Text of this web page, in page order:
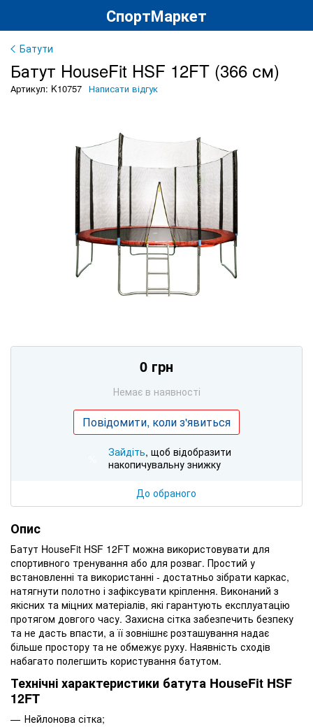
СпортМаркет
Батути
Батут HouseFit HSF 12FT (366 см)
Артикул: K10757 Написати відгук
0 грн
Немає в наявності
Повідомити, коли з'явиться
Зайдіть, щоб відобразити
накопичувальну знижку
До обраного
Опис
Батут HouseFit HSF 12FT можна використовувати для
спортивного тренування або для розваг. Простий у
встановленні та використанні - достатньо зібрати каркас,
натягнути полотно і зафіксувати кріплення. Виконаний з
якісних та міцних матеріалів, які гарантують експлуатацію
протягом довгого часу. Захисна сітка забезпечить безпеку
та не дасть впасти, а її зовнішнє розташування надає
більше простору та не обмежує руху. Наявність сходів
набагато полегшить користування батутом.
Технічні характеристики батута HouseFit HSF
12FT
Нейлонова сітка;